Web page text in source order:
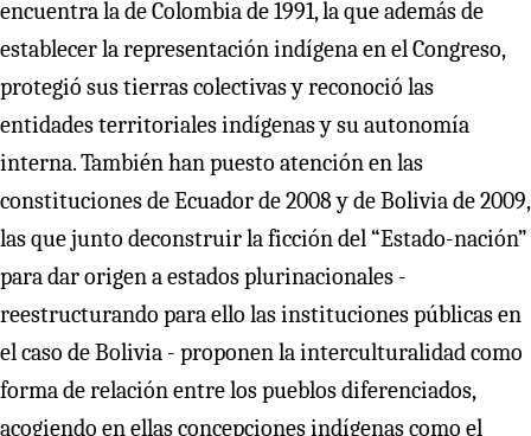
encuentra la de Colombia de 1991, la que además de
establecer la representación indígena en el Congreso,
protegió sus tierras colectivas y reconoció las
entidades territoriales indígenas y su autonomía
interna. También han puesto atención en las
constituciones de Ecuador de 2008 y de Bolivia de 2009,
las que junto deconstruir la ficción del “Estado-nación”
para dar origen a estados plurinacionales -
reestructurando para ello las instituciones públicas en
el caso de Bolivia - proponen la interculturalidad como
forma de relación entre los pueblos diferenciados,
acogiendo en ellas concepciones indígenas como el